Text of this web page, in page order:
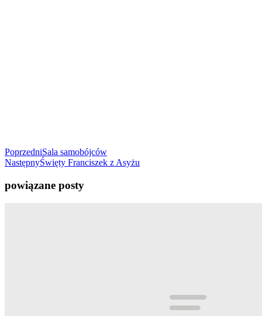
PoprzedniSala samobójców
NastępnyŚwięty Franciszek z Asyżu
powiązane posty